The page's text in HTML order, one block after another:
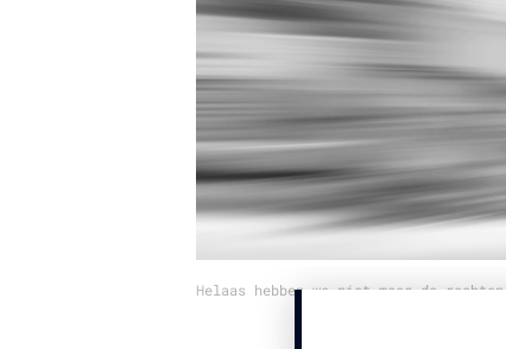
Helaas hebben we niet meer de